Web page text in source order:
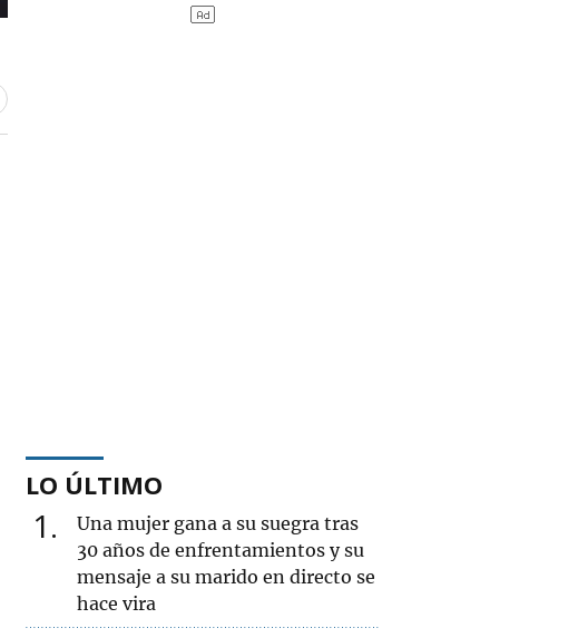
LO ÚLTIMO
1
Una mujer gana a su suegra tras
30 años de enfrentamientos y su
mensaje a su marido en directo se
hace vira